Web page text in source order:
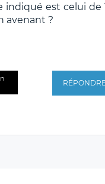
indiqué est celui de
avenant ?
RÉPONDRE